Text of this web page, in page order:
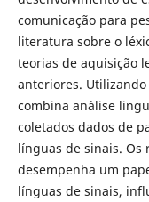
comunicação para
literatura sobre o
teorias de aquisição
anteriores.
combina análise
coletados dados de
línguas de sinais. Os
desempenha um
línguas de sinais,